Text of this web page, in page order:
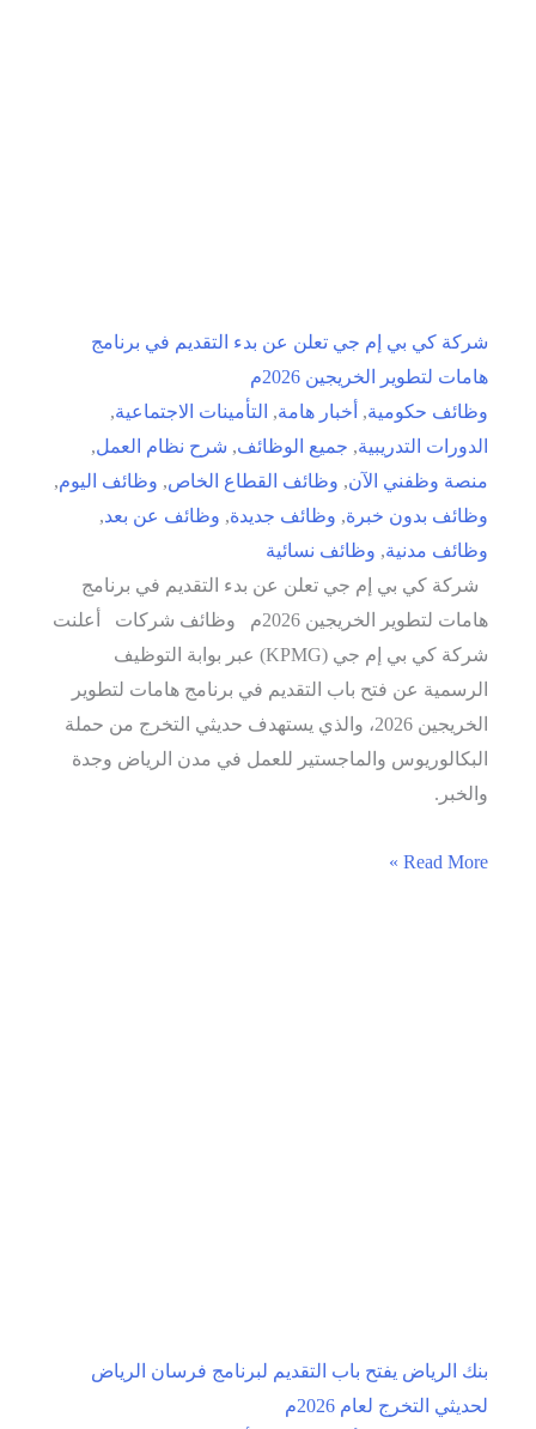
شركة كي بي إم جي تعلن عن بدء التقديم في برنامج
هامات لتطوير الخريجين 2026م
وظائف حكومية, أخبار هامة, التأمينات الاجتماعية,
الدورات التدريبية, جميع الوظائف, شرح نظام العمل,
منصة وظفني الآن, وظائف القطاع الخاص, وظائف اليوم,
وظائف بدون خبرة, وظائف جديدة, وظائف عن بعد,
وظائف مدنية, وظائف نسائية
شركة كي بي إم جي تعلن عن بدء التقديم في برنامج
هامات لتطوير الخريجين 2026م وظائف شركات أعلنت
شركة كي بي إم جي (KPMG) عبر بوابة التوظيف
الرسمية عن فتح باب التقديم في برنامج هامات لتطوير
الخريجين 2026، والذي يستهدف حديثي التخرج من حملة
البكالوريوس والماجستير للعمل في مدن الرياض وجدة
والخبر.
شركة
Read More »
بنك الرياض يفتح باب التقديم لبرنامج فرسان الرياض
لحديثي التخرج لعام 2026م